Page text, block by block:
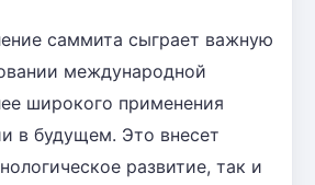
саммита сыграет важную
международной
широкого применения
в будущем. Это внесет
развитие, так и